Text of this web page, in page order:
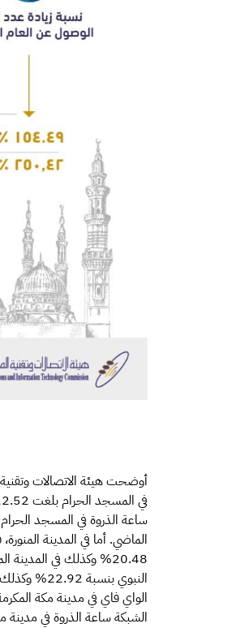
أوضحت هيئة الاتصالات
الماضي. أما في المدينة
الشبكة ساعة الذروة في مدينة مكة المكرمة بنسبة 174.75% وفي